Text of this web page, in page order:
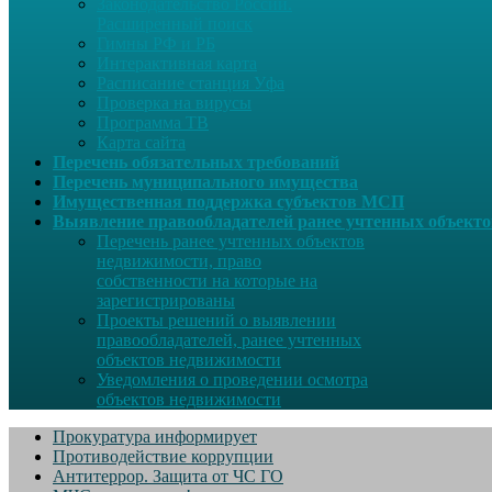
Расписание станция Уфа
Проверка на вирусы
Программа ТВ
Карта сайта
Перечень обязательных требований
Перечень муниципального имущества
Имущественная поддержка субъектов МСП
Выявление правообладателей ранее учтенных
Перечень ранее учтенных объектов
недвижимости, право
собственности на которые на
зарегистрированы
Проекты решений о выявлении
правообладателей, ранее учтенных
объектов недвижимости
Уведомления о проведении осмотра
объектов недвижимости
Прокуратура информирует
Противодействие коррупции
Антитеррор. Защита от ЧС ГО